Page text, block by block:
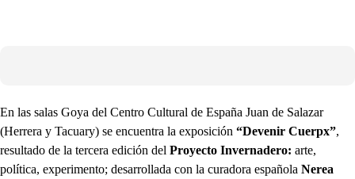
En las salas Goya del Centro Cultural de España Juan de Salazar
(Herrera y Tacuary) se encuentra la exposición “Devenir Cuerpx”,
resultado de la tercera edición del Proyecto Invernadero: arte,
política, experimento; desarrollada con la curadora española Nerea